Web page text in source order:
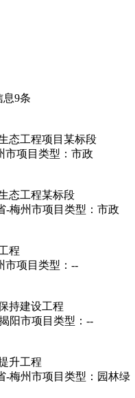
9条
态工程项目某标段
市项目类型：市政
态工程某标段
-梅州市项目类型：市政
程
市项目类型：--
持建设工程
阳市项目类型：--
升工程
-梅州市项目类型：园林绿